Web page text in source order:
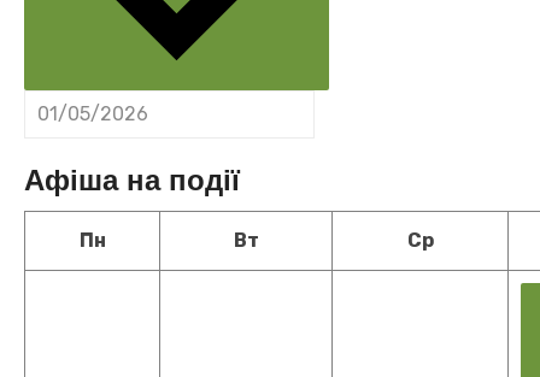
Афіша на події
ПнПонеділок ВтВівторок СрСереда